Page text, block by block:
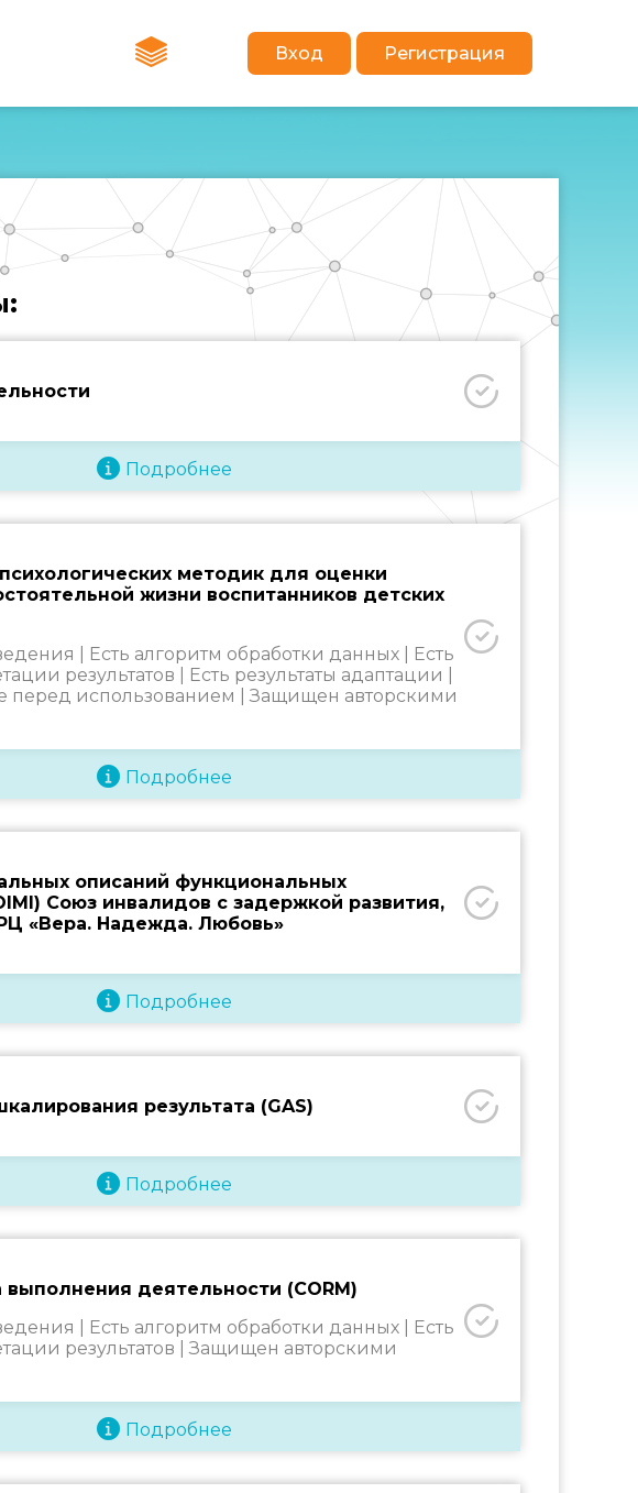
Вход Регистрация
Подробнее
методик для оценки
жизни воспитанников детских
| Есть алгоритм обработки данных | Есть
результатов | Есть результаты адаптации |
перед использованием |Защищен авторскими
Подробнее
описаний функциональных
Союз инвалидов с задержкой развития,
«Вера. Надежда. Любовь»
Подробнее
результата (GAS)
Подробнее
выполнения деятельности (CORM)
| Есть алгоритм обработки данных | Есть
результатов |Защищен авторскими
Подробнее